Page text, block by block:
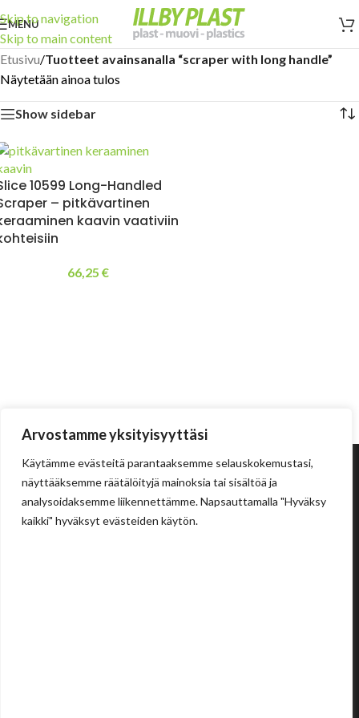
Arvostamme yksityisyyttäsi
Käytämme evästeitä parantaaksemme selauskokemustasi,
näyttääksemme räätälöityjä mainoksia tai sisältöä ja
analysoidaksemme liikennettämme. Napsauttamalla "Hyväksy
kaikki" hyväksyt evästeiden käytön.
Skip to navigation
Skip to main content
MENU
Etusivu/Tuotteet avainsanalla “scraper with long handle”
Näytetään ainoa tulos
Show sidebar
10599 Long-Handled
– pitkävartinen
kaavin vaativiin
66,25 €